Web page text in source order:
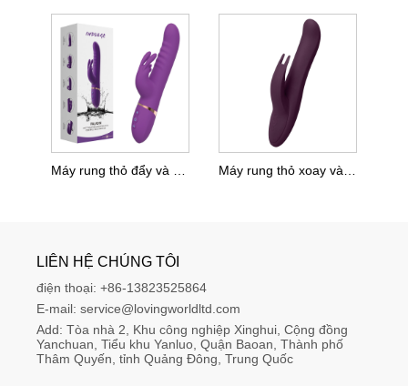
LIÊN HỆ CHÚNG TÔI
điện thoại: +86-13823525864
E-mail: service@lovingworldltd.com
Add: Tòa nhà 2, Khu công nghiệp Xinghui, Cộng đồng
Yanchuan, Tiểu khu Yanluo, Quận Baoan, Thành phố
Thâm Quyến, tỉnh Quảng Đông, Trung Quốc